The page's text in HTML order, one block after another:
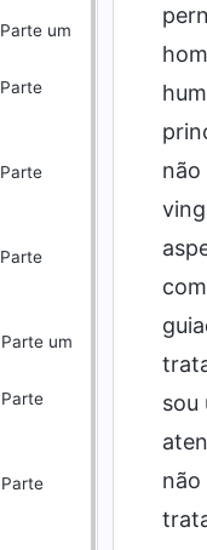
Parte um
Parte
Parte
Parte
Parte um
Parte
Parte
não
sou
não